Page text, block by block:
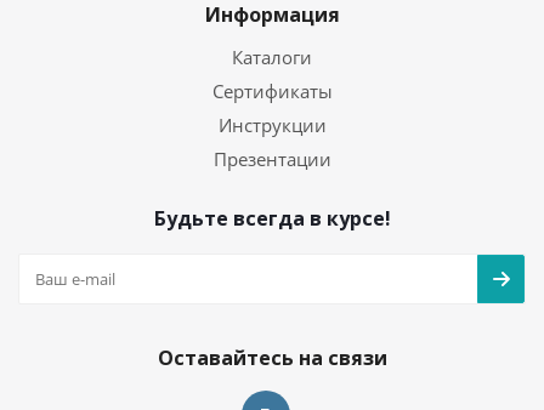
Информация
Каталоги
Сертификаты
Инструкции
Презентации
Будьте всегда в курсе!
Оставайтесь на связи